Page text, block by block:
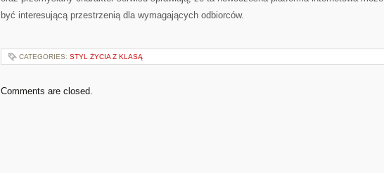
być interesującą przestrzenią dla wymagających odbiorców.
CATEGORIES: STYL ŻYCIA Z KLASĄ
Comments are closed.